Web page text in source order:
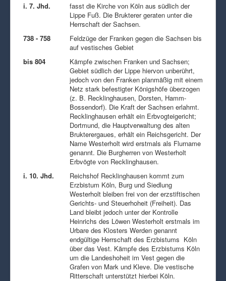
i. 7. Jhd.
fasst die Kirche von Köln aus südlich der
Lippe Fuß. Die Brukterer geraten unter die
Herrschaft der Sachsen.
738 - 758
Feldzüge der Franken gegen die Sachsen bis
auf vestisches Gebiet
bis 804
Kämpfe zwischen Franken und Sachsen;
Gebiet südlich der Lippe hiervon unberührt,
jedoch von den Franken planmäßig mit einem
Netz stark befestigter Königshöfe überzogen
(z. B. Recklinghausen, Dorsten, Hamm-
Bossendorf). Die Kraft der Sachsen erlahmt.
Recklinghausen erhält ein Erbvogteigericht;
Dortmund, die Hauptverwaltung des alten
Brukterergaues, erhält ein Reichsgericht. Der
Name Westerholt wird erstmals als Flurname
genannt. Die Burgherren von Westerholt
Erbvögte von Recklinghausen.
i. 10. Jhd.
Reichshof Recklinghausen kommt zum
Erzbistum Köln, Burg und Siedlung
Westerholt bleiben frei von der erzstiftischen
Gerichts- und Steuerhoheit (Freiheit). Das
Land bleibt jedoch unter der Kontrolle
Heinrichs des Löwen Westerholt erstmals im
Urbare des Klosters Werden genannt
endgültige Herrschaft des Erzbistums Köln
über das Vest. Kämpfe des Erzbistums Köln
um die Landeshoheit im Vest gegen die
Grafen von Mark und Kleve. Die vestische
Ritterschaft unterstützt hierbei Köln.